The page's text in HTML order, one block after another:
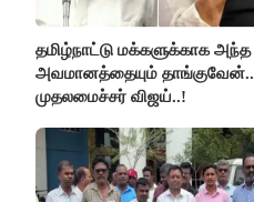
தமிழ்நாட்டு மக்களுக்காக அந்த
அவமானத்தையும் தாங்குவேன்..
முதலமைச்சர் விஜய்..!